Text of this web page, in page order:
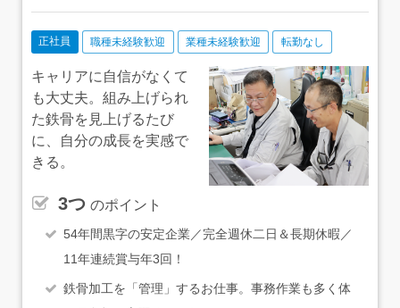
央駅」徒歩3分 公津の杜センター：京成本線「公津の杜
駅」徒歩1分 津田沼センター：JR総武線「津田沼駅」徒
歩1分 妙典センター：東京メトロ東西線「妙典駅」徒歩1
分 営業戦略（買取再販）：京成松戸線「くぬぎ山駅」徒
歩1分 ■東京 東京営業センター／青砥センター：京成本
線・京成押上線「青砥駅」徒歩1分 上野センター：東京
メトロ銀座線「上野広小路駅」、JR各線「御徒町駅」徒歩
2分 押上センター：京成押上線、東京メトロ半蔵門線
正社員 職種未経験歓迎 業種未経験歓迎 転勤なし
キャリアに自信がなくて
も大丈夫。組み上げられ
た鉄骨を見上げるたび
に、自分の成長を実感で
きる。
3つ のポイント
54年間黒字の安定企業／完全週休二日＆長期休暇／
11年連続賞与年3回！
鉄骨加工を「管理」するお仕事。事務作業も多く体